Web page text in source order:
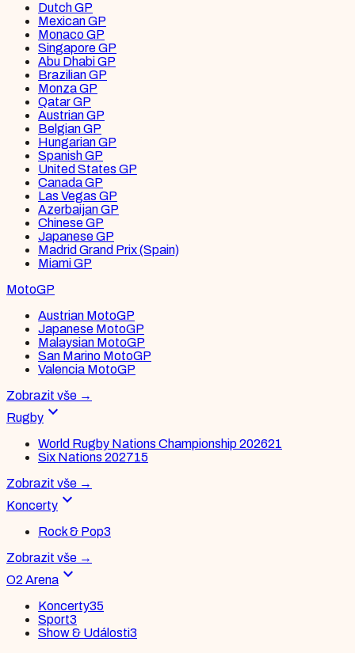
Dutch GP
Mexican GP
Monaco GP
Singapore GP
Abu Dhabi GP
Brazilian GP
Monza GP
Qatar GP
Austrian GP
Belgian GP
Hungarian GP
Spanish GP
United States GP
Canada GP
Las Vegas GP
Azerbaijan GP
Chinese GP
Japanese GP
Madrid Grand Prix (Spain)
Miami GP
MotoGP
Austrian MotoGP
Japanese MotoGP
Malaysian MotoGP
San Marino MotoGP
Valencia MotoGP
Zobrazit vše →
Rugby expand_more
World Rugby Nations Championship 202621
Six Nations 202715
Zobrazit vše →
Koncerty expand_more
Rock & Pop3
Zobrazit vše →
O2 Arena expand_more
Koncerty35
Sport3
Show & Události3